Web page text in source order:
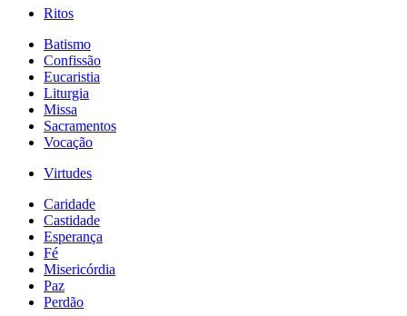
Ritos
Batismo
Confissão
Eucaristia
Liturgia
Missa
Sacramentos
Vocação
Virtudes
Caridade
Castidade
Esperança
Fé
Misericórdia
Paz
Perdão